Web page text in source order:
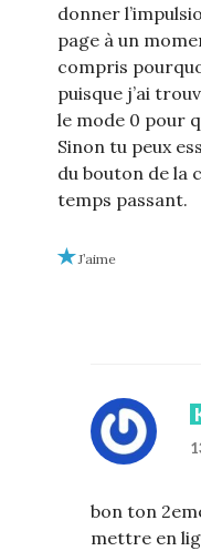
donner
page à un
compris
puisque j’ai
le mode 0 pour
Sinon tu peux
du bouton de la
temps passant.
J’aime
bon ton
mettre en